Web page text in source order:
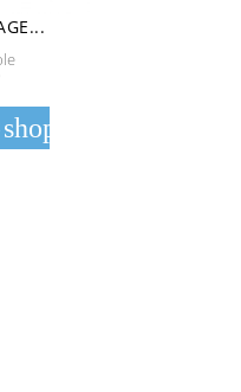
shopping_cart